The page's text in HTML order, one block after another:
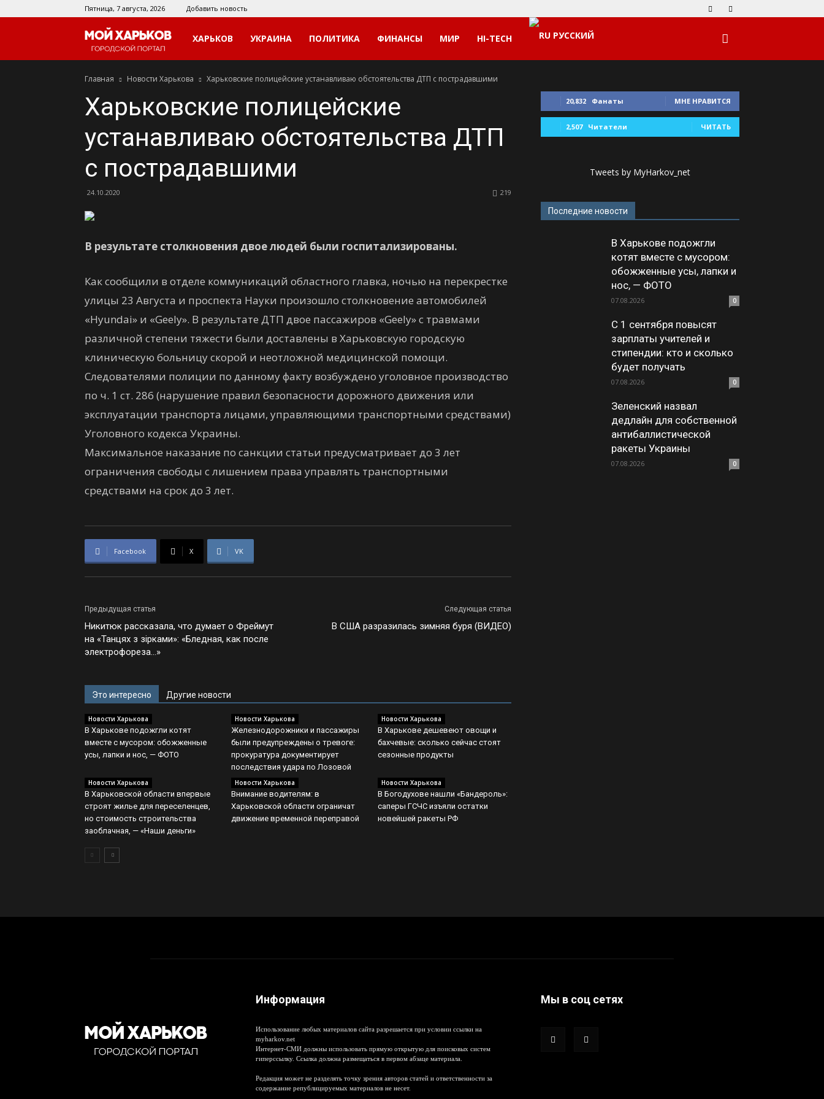
Пятница, 7 августа, 2026 Добавить новость
Мой
Харьков
ХАРЬКОВ УКРАИНА ПОЛИТИКА ФИНАНСЫ МИР HI-TECH РУССКИЙ
Главная Новости Харькова Харьковские полицейские устанавливаю обстоятельства ДТП с пострадавшими
Харьковские полицейские
устанавливаю обстоятельства ДТП
с пострадавшими
24.10.2020 219
В результате столкновения двое людей были госпитализированы.
Как сообщили в отделе коммуникаций областного главка, ночью на перекрестке
улицы 23 Августа и проспекта Науки произошло столкновение автомобилей
«Hyundai» и «Geely». В результате ДТП двое пассажиров «Geely» с травмами
различной степени тяжести были доставлены в Харьковскую городскую
клиническую больницу скорой и неотложной медицинской помощи.
Следователями полиции по данному факту возбуждено уголовное производство
по ч. 1 ст. 286 (нарушение правил безопасности дорожного движения или
эксплуатации транспорта лицами, управляющими транспортными средствами)
Уголовного кодекса Украины.
Максимальное наказание по санкции статьи предусматривает до 3 лет
ограничения свободы с лишением права управлять транспортными
средствами на срок до 3 лет.
Facebook X VK
Предыдущая статья
Никитюк рассказала, что думает о Фреймут
на «Танцях з зірками»: «Бледная, как после
электрофореза…»
Следующая статья
В США разразилась зимняя буря (ВИДЕО)
Это интересно Другие новости
Новости Харькова
В Харькове подожгли котят
вместе с мусором: обожженные
усы, лапки и нос, — ФОТО
Новости Харькова
Железнодорожники и пассажиры
были предупреждены о тревоге:
прокуратура документирует
последствия удара по Лозовой
Новости Харькова
В Харькове дешевеют овощи и
бахчевые: сколько сейчас стоят
сезонные продукты
Новости Харькова
В Харьковской области впервые
строят жилье для переселенцев,
но стоимость строительства
заоблачная, — «Наши деньги»
Новости Харькова
Внимание водителям: в
Харьковской области ограничат
движение временной переправой
Новости Харькова
В Богодухове нашли «Бандероль»:
саперы ГСЧС изъяли остатки
новейшей ракеты РФ
20,832 Фанаты МНЕ НРАВИТСЯ
2,507 Читатели ЧИТАТЬ
Tweets by MyHarkov_net
Последние новости
В Харькове подожгли
котят вместе с мусором:
обожженные усы, лапки и
нос, — ФОТО
07.08.2026 0
С 1 сентября повысят
зарплаты учителей и
стипендии: кто и сколько
будет получать
07.08.2026 0
Зеленский назвал
дедлайн для собственной
антибаллистической
ракеты Украины
07.08.2026 0
Информация
Использование любых материалов сайта разрешается при условии ссылки на
myharkov.net
Интернет-СМИ должны использовать прямую открытую для поисковых систем
гиперссылку. Ссылка должна размещаться в первом абзаце материала.
Редакция может не разделять точку зрения авторов статей и ответственности за
содержание републицируемых материалов не несет.
Мы в соц сетях